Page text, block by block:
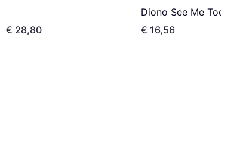
€ 28,80
Diono See Me Too
€ 16,56